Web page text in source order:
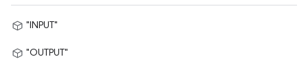
"INPUT"
"OUTPUT"